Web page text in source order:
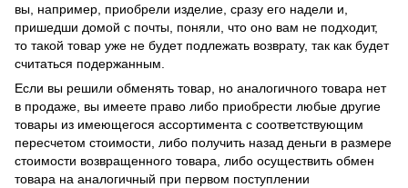
вы, например, приобрели изделие, сразу его надели и,
пришедши домой с почты, поняли, что оно вам не подходит,
то такой товар уже не будет подлежать возврату, так как будет
считаться подержанным.
Если вы решили обменять товар, но аналогичного товара нет
в продаже, вы имеете право либо приобрести любые другие
товары из имеющегося ассортимента с соответствующим
пересчетом стоимости, либо получить назад деньги в размере
стоимости возвращенного товара, либо осуществить обмен
товара на аналогичный при первом поступлении